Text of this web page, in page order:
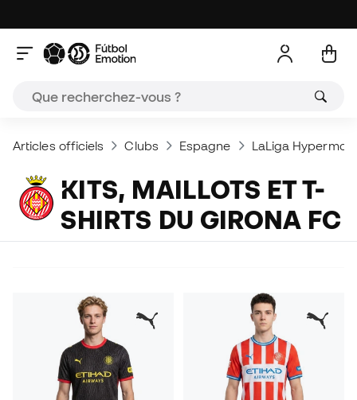
Articles officiels Clubs Espagne LaLiga
KITS, MAILLOTS ET T-
SHIRTS DU GIRONA FC